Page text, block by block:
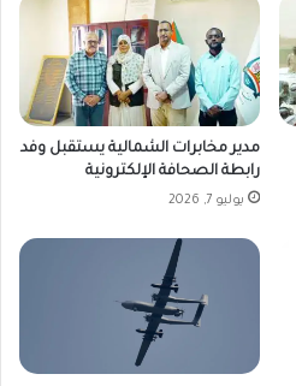
مدير مخابرات الشمالية يستقبل وفد
رابطة الصحافة الإلكترونية
يوليو 7, 2026